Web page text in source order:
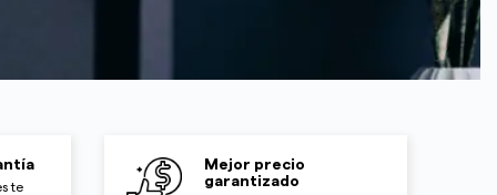
te
Mejor precio
garantizado